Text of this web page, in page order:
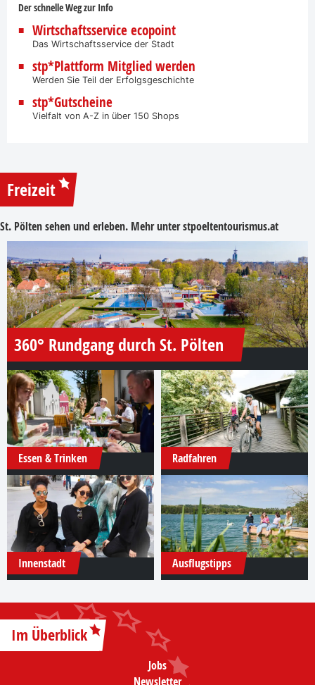
Der schnelle Weg zur Info
Wirtschaftsservice ecopoint
Das Wirtschaftsservice der Stadt
stp*Plattform Mitglied werden
Werden Sie Teil der Erfolgsgeschichte
stp*Gutscheine
Vielfalt von A-Z in über 150 Shops
Freizeit
St. Pölten sehen und erleben. Mehr unterstpoeltentourismus.at
360° Rundgang durch St. Pölten
Essen & Trinken Radfahren
Innenstadt Ausflugstipps
Im Überblick
Jobs
Newsletter